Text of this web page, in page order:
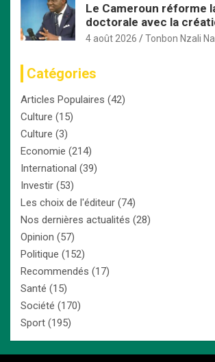
Le Cameroun réforme
doctorale avec la
Commission nationale
4 août 2026 Tonbon Nzali
Catégories
Articles Populaires (42)
Culture (15)
Culture (3)
Economie (214)
International (39)
Investir (53)
Les choix de l'éditeur (74)
Nos dernières actualités (28)
Opinion (57)
Politique (152)
Recommendés (17)
Santé (15)
Société (170)
Sport (195)